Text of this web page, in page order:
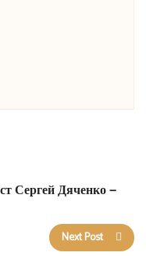
Сергей Дяченко —
Next Post